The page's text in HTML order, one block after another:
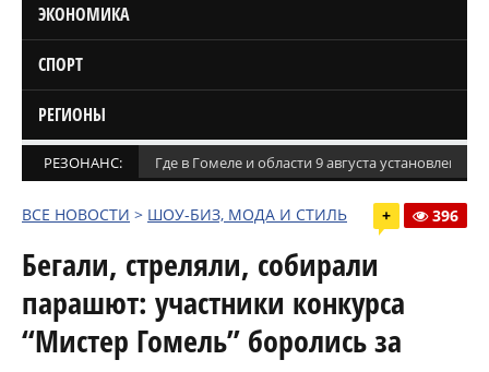
ЭКОНОМИКА
СПОРТ
РЕГИОНЫ
РЕЗОНАНС: Где в Гомеле и области 9 августа установлены
ВСЕ НОВОСТИ > ШОУ-БИЗ, МОДА И СТИЛЬ + 396
Бегали, стреляли, собирали
парашют: участники конкурса
“Мистер Гомель” боролись за